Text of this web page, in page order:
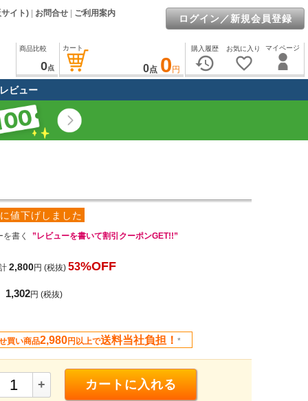
イト) お問合せ ご利用案内 ログイン／新規会員登録
マイページ
お気に入り
favorite_border
購入履歴
history
カート
0点 0 円
商品比較
0点
ビュー
値下げしました
書く ”レビューを書いて割引クーポンGET!!”
2,800円 (税抜) 53%OFF
1,302円 (税抜)
買い商品2,980円以上で送料当社負担！ *
+ カートに入れる